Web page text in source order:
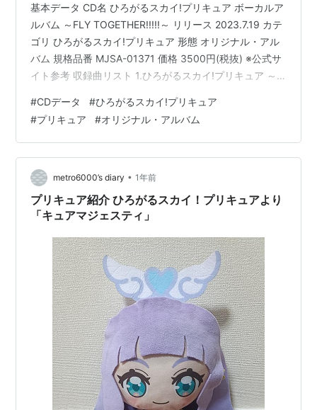
基本データ CD名 ひろがるスカイ!プリキュア ボーカルア
ルバム ～FLY TOGETHER!!!!!～ リリース 2023.7.19 カテ
ゴリ ひろがるスカイ!プリキュア 形態 オリジナル・アル
バム 規格品番 MJSA-01371 価格 3500円(税抜) ※公式サ
イト参考 収録曲リスト 1.ひろがるスカイ!プリキュア ～
ル! 歌:ソラ･ハレワタール(CV:関根明良) 3.わたしリフレ
クション 歌:虹ヶ丘ましろ(CV:加隈亜衣) 4.空虹ダイアリ
ー 歌:ソラ･ハレワタール(CV:関根明良)&虹ヶ丘ましろ
(CV:加隈亜衣)…
#CDデータ #ひろがるスカイ!プリキュア
#プリキュア #オリジナル・アルバム
metro6000’s diary • 1年前
プリキュア紹介 ひろがるスカイ！プリキュアより
「キュアマジェスティ」